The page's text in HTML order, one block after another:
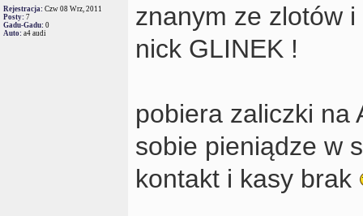
Rejestracja: Czw 08 Wrz, 2011
Posty: 7
Gadu-Gadu: 0
Auto: a4 audi
znanym ze zlotów
nick GLINEK !
pobiera zaliczki na
sobie pieniądze w
kontakt i kasy brak